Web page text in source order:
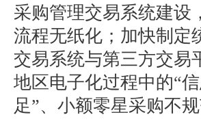
采购管理交易系统建设
流程无纸化；加快制定
交易系统与第三方交易
地区电子化过程中的“
足”、小额零星采购不规